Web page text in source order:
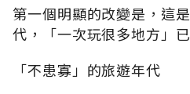
第一個明顯的改變是，這
代，「一次玩很多地方」
「不患寡」的旅遊年代